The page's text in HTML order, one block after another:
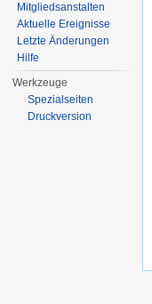
Mitgliedsanstalten
Aktuelle Ereignisse
Letzte Änderungen
Hilfe
Werkzeuge
Spezialseiten
Druckversion